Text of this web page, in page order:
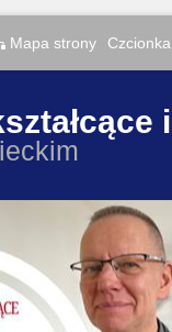
Mapa strony Czcionka